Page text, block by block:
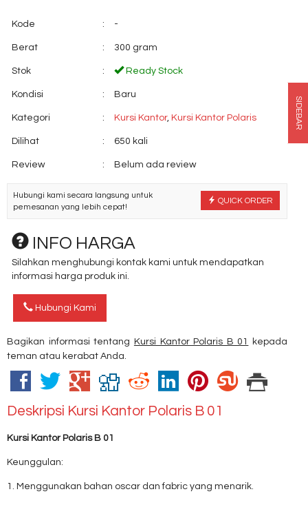
Kode : -
Berat : 300 gram
Stok : Ready Stock
Kondisi : Baru
Kategori : Kursi Kantor, Kursi Kantor Polaris
Dilihat : 650 kali
Review : Belum ada review
QUICK ORDER
Hubungi kami secara langsung untuk
pemesanan yang lebih cepat!
INFO HARGA
Silahkan menghubungi kontak kami untuk mendapatkan
informasi harga produk ini.
Hubungi Kami
Bagikan informasi tentang Kursi Kantor Polaris B 01
kepada
teman atau kerabat Anda.
Deskripsi Kursi Kantor Polaris B 01
Kursi Kantor Polaris B 01
Keunggulan:
1. Menggunakan bahan oscar dan fabric yang menarik.
SIDEBAR